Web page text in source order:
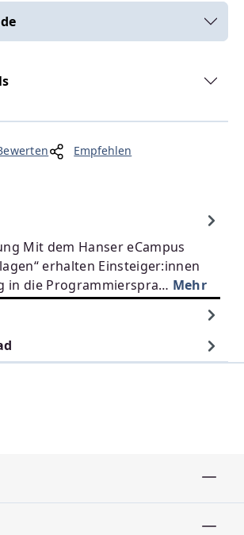
Empfehlen
Mit dem Hanser eCampus
erhalten Einsteiger:innen
in die Programmierspra… Mehr